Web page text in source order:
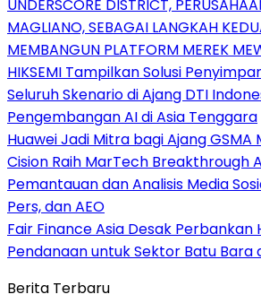
UNDERSCORE DISTRICT,
MAGLIANO, SEBAGAI LANGKAH
MEMBANGUN PLATFORM MEREK
HIKSEMI Tampilkan Solusi
Seluruh Skenario di Ajang DTI
Pengembangan AI di Asia Tenggara
Huawei Jadi Mitra bagi Ajang GSMA
Cision Raih MarTech Breakthrough
Pemantauan dan Analisis Media
Pers, dan AEO
Fair Finance Asia Desak Perbankan
Pendanaan untuk Sektor Batu Bara
Berita Terbaru